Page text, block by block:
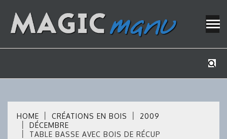
content
HOME CRÉATIONS EN BOIS
2009
DÉCEMBRE
TABLE BASSE AVEC BOIS DE RÉCUP